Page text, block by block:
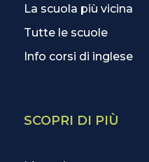
La scuola più vicina
Tutte le scuole
Info corsi di inglese
SCOPRI DI PIÙ